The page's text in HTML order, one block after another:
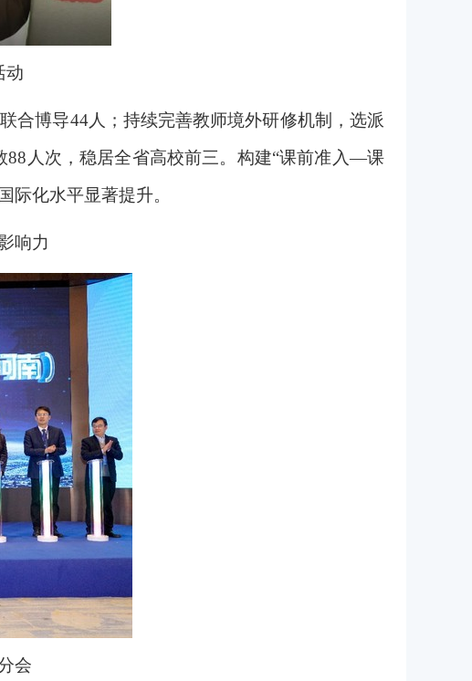
动
合博导44人；持续完善教师境外研修机制，选派
88人次，稳居全省高校前三。构建“课前准入—课
化水平显著提升。
响力
会